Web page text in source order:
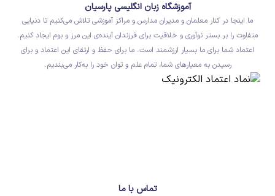
آموزشگاه زبان انگلیسی پارسیان
ما اینجا در کنار معلمان و مدیران مدارس و مراکز آموزشی تلاش می‌کنیم تا دنیایی
متفاوت را بر بستر نوآوری و خلاقیت برای فرزندان آینده‌ی این مرز و بوم ایجاد کنیم.
اعتماد شما برای ما بسیار ارزشمند است. ما برای حفظ و ارتقای این اعتماد و برای
رسیدن به معیارهای شما، تمام علم و توان خود را به‌کار می‌بندیم.
تماس با ما